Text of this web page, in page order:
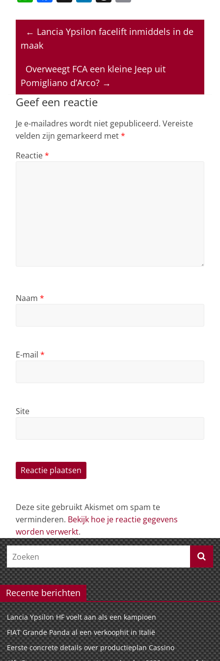
at
s
p
p
c
e
o
o
k
k
e
n
re
a
s
ai
l
← Lancia Ypsilon facelift inmiddels in de
maak
Overweegt FCA een kleine Jeep uit
Pomigliano d’Arco? →
Geef een reactie
Je e-mailadres wordt niet gepubliceerd. Vereiste
velden zijn gemarkeerd met*
Reactie*
Naam *
E-mail *
Site
Deze site gebruikt Akismet om spam te
verminderen. Bekijk hoe je reactie gegevens
worden verwerkt.
Recente berichten
Lancia Ypsilon HF voelt aan als een kampioen
FIAT Grande Panda al een verkoophit in Italië
Eerste concrete details over productieplan Cassino